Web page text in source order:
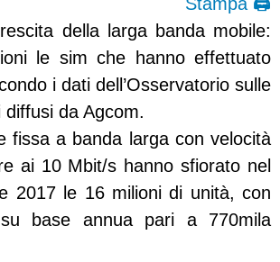
della larga banda mobile:
le sim che hanno effettuato
i dati dell’Osservatorio sulle
diffusi da Agcom.
fissa a banda larga con velocità
ai 10 Mbit/s hanno sfiorato nel
2017 le 16 milioni di unità, con
base annua pari a 770mila